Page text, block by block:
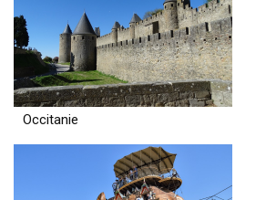
Occitanie